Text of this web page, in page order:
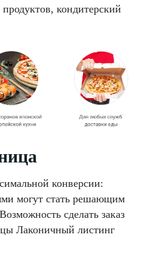
кондитерский
конверсии:
могут стать решающим
сделать заказ
Лаконичный листинг